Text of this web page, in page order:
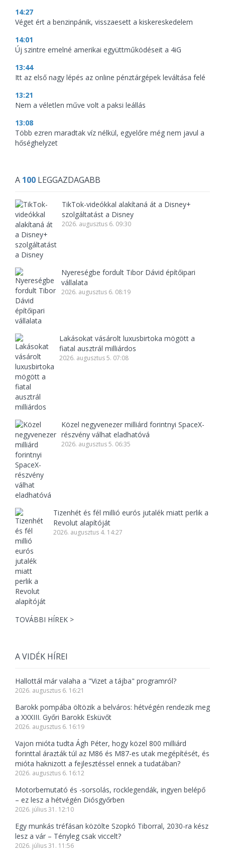
14:27
Véget ért a benzinpánik, visszaesett a kiskereskedelem
14:01
Új szintre emelné amerikai együttműködéseit a 4iG
13:44
Itt az első nagy lépés az online pénztárgépek leváltása felé
13:21
Nem a véletlen műve volt a paksi leállás
13:08
Több ezren maradtak víz nélkül, egyelőre még nem javul a
hőséghelyzet
A 100 LEGGAZDAGABB
TikTok-videókkal alakítaná át a Disney+
szolgáltatást a Disney
2026. augusztus 6. 09:30
Nyereségbe fordult Tibor Dávid építőipari
vállalata
2026. augusztus 6. 08:19
Lakásokat vásárolt luxusbirtoka mögött a
fiatal ausztrál milliárdos
2026. augusztus 5. 07:08
Közel negyvenezer milliárd forintnyi SpaceX-
részvény válhat eladhatóvá
2026. augusztus 5. 06:35
Tizenhét és fél millió eurós jutalék miatt perlik a
Revolut alapítóját
2026. augusztus 4. 14:27
TOVÁBBI HÍREK >
A VIDÉK HÍREI
Hallottál már valaha a "Vizet a tájba" programról?
2026. augusztus 6. 16:21
Barokk pompába öltözik a belváros: hétvégén rendezik meg
a XXXIII. Győri Barokk Esküvőt
2026. augusztus 6. 16:19
Vajon mióta tudta Ágh Péter, hogy közel 800 milliárd
forinttal árazták túl az M86 és M87-es utak megépítését, és
mióta haknizott a fejlesztéssel ennek a tudatában?
2026. augusztus 6. 16:12
Motorbemutató és -sorsolás, rocklegendák, ingyen belépő
– ez lesz a hétvégén Diósgyőrben
2026. július 31. 12:10
Egy munkás tréfásan közölte Szopkó Tiborral, 2030-ra kész
lesz a vár – Tényleg csak viccelt?
2026. július 31. 11:56